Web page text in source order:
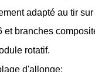
adapté au tir
branches
rotatif.
d'allonge: